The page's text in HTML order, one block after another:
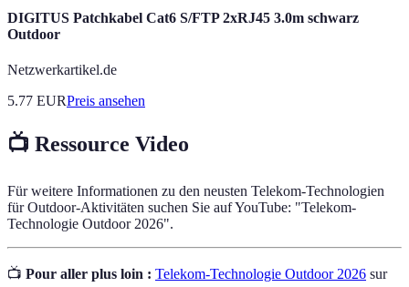
DIGITUS Patchkabel Cat6 S/FTP 2xRJ45 3.0m schwarz
Outdoor
Netzwerkartikel.de
5.77 EURPreis ansehen
📺 Ressource Video
Für weitere Informationen zu den neusten Telekom-Technologien
für Outdoor-Aktivitäten suchen Sie auf YouTube: "Telekom-
Technologie Outdoor 2026".
📺 Pour aller plus loin : Telekom-Technologie Outdoor 2026 sur